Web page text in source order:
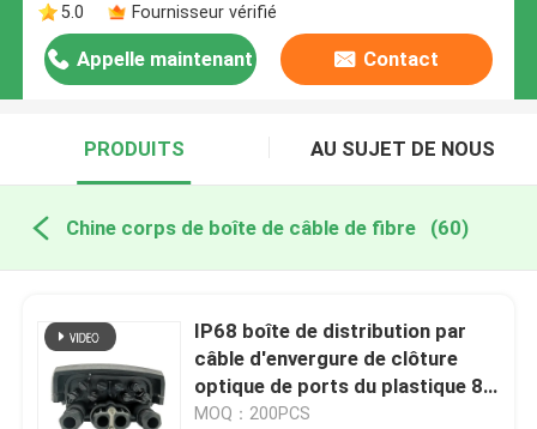
5.0
Fournisseur vérifié
Appelle maintenant Contact
PRODUITS AU SUJET DE NOUS
Chine corps de boîte de câble de fibre (60)
IP68 boîte de distribution par
câble d'envergure de clôture
optique de ports du plastique 8
du noir pp mi
MOQ：200PCS